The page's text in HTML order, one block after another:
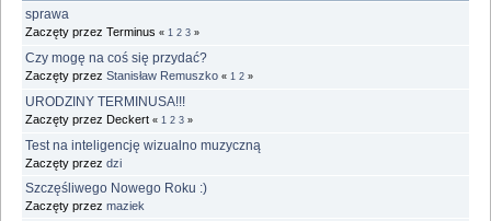
sprawa
Zaczęty przez Terminus « 1 2 3 »
Czy mogę na coś się przydać?
Zaczęty przez Stanisław Remuszko « 1 2 »
URODZINY TERMINUSA!!!
Zaczęty przez Deckert « 1 2 3 »
Test na inteligencję wizualno muzyczną
Zaczęty przez dzi
Szczęśliwego Nowego Roku :)
Zaczęty przez maziek